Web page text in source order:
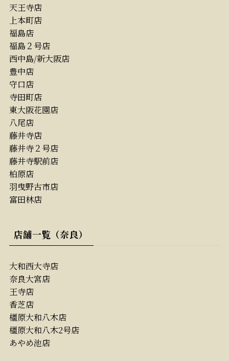
天王寺店
上本町店
福島店
福島２号店
西中島/新大阪店
豊中店
守口店
寺田町店
東大阪花園店
八尾店
藤井寺店
藤井寺２号店
藤井寺駅前店
柏原店
羽曳野古市店
富田林店
店舗一覧（奈良）
大和西大寺店
奈良大宮店
王寺店
香芝店
橿原大和八木店
橿原大和八木2号店
あやめ池店